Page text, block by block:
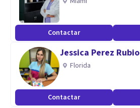
Contactar
Jessica Perez Rubio
Florida
Contactar